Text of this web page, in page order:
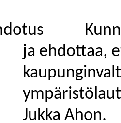
ja ehdottaa,
Jukka Ahon.